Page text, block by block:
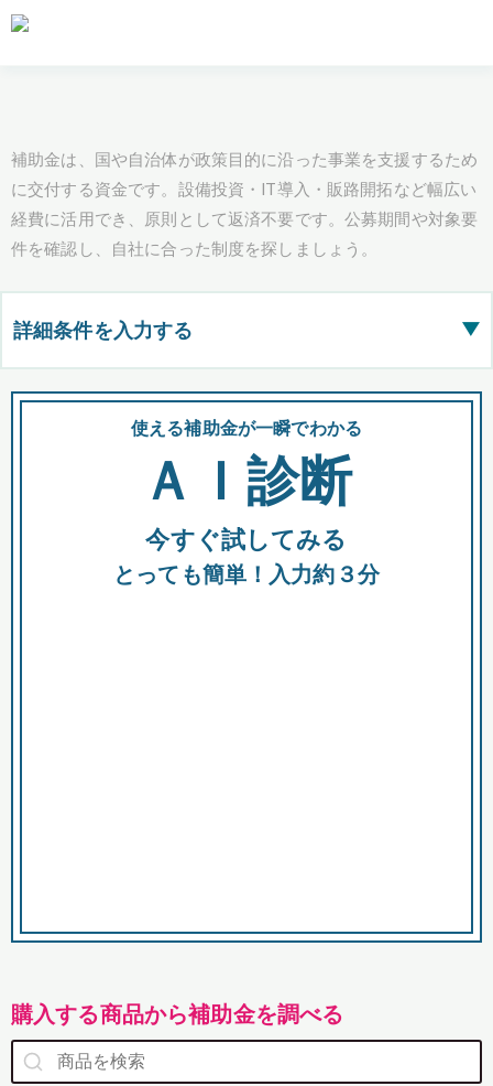
補助金は、国や自治体が政策目的に沿った事業を支援するため
に交付する資金です。設備投資・IT導入・販路開拓など幅広い
経費に活用でき、原則として返済不要です。公募期間や対象要
件を確認し、自社に合った制度を探しましょう。
詳細条件を入力する ▶
都道府県
全国の検索結果を含めて表示
助成金 融資 出資
使える補助金が一瞬でわかる
ＡＩ診断
今すぐ試してみる
とっても簡単！入力約３分
購入する商品から補助金を調べる